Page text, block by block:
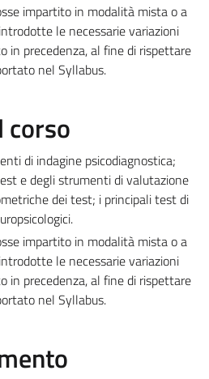
impartito in modalità mista o a
le necessarie variazioni
in precedenza, al fine di rispettare
nel Syllabus.
corso
di indagine psicodiagnostica;
e degli strumenti di valutazione
dei test; i principali test di
impartito in modalità mista o a
le necessarie variazioni
in precedenza, al fine di rispettare
nel Syllabus.